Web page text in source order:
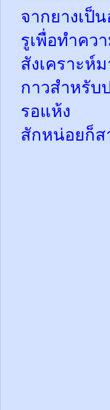
จากยางเป็
รูเพื่อทำคว
สังเคราะห์
กาวสำหรับ
รอแห้ง
สักหน่อยก็ส